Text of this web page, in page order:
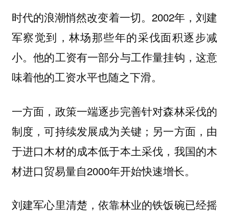
时代的浪潮悄然改变着一切。2002年，刘建
军察觉到，林场那些年的采伐面积逐步减
小。他的工资有一部分与工作量挂钩，这意
味着他的工资水平也随之下滑。
一方面，政策一端逐步完善针对森林采伐的
制度，可持续发展成为关键；另一方面，由
于进口木材的成本低于本土采伐，我国的木
材进口贸易量自2000年开始快速增长。
刘建军心里清楚，依靠林业的铁饭碗已经摇